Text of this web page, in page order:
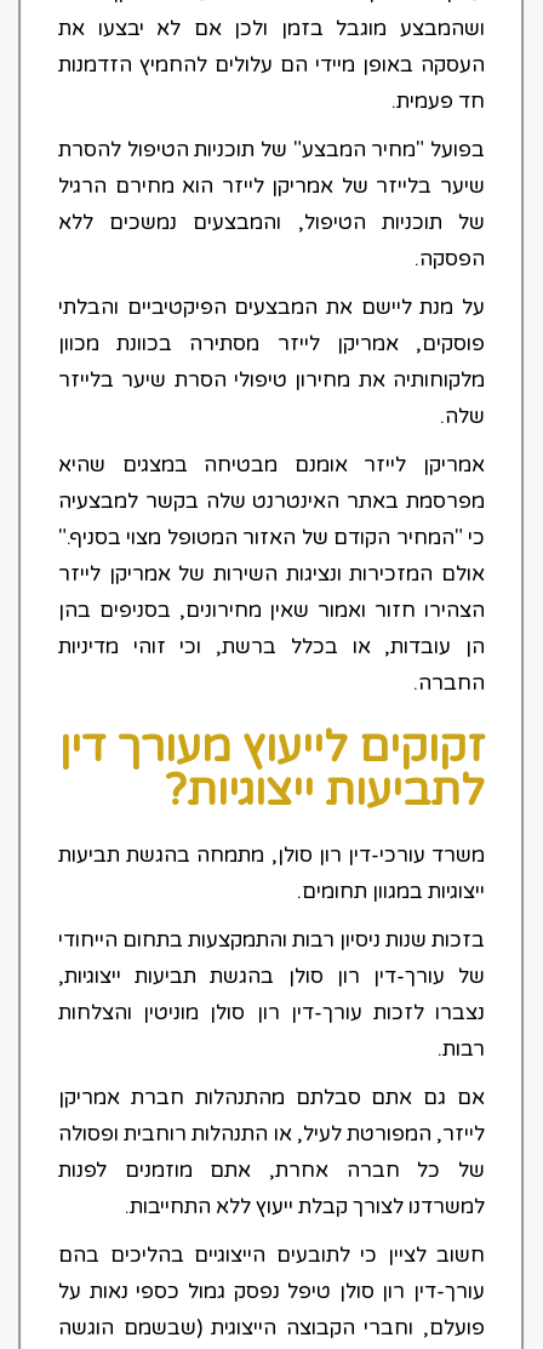
ושהמבצע מוגבל בזמן ולכן אם לא יבצעו את
העסקה באופן מיידי הם עלולים להחמיץ הזדמנות
חד פעמית.
בפועל "מחיר המבצע" של תוכניות הטיפול להסרת
שיער בלייזר של אמריקן לייזר הוא מחירם הרגיל
של תוכניות הטיפול, והמבצעים נמשכים ללא
הפסקה.
על מנת ליישם את המבצעים הפיקטיביים והבלתי
פוסקים, אמריקן לייזר מסתירה בכוונת מכוון
מלקוחותיה את מחירון טיפולי הסרת שיער בלייזר
שלה.
אמריקן לייזר אומנם מבטיחה במצגים שהיא
מפרסמת באתר האינטרנט שלה בקשר למבצעיה
כי "המחיר הקודם של האזור המטופל מצוי בסניף."
אולם המזכירות ונציגות השירות של אמריקן לייזר
הצהירו חזור ואמור שאין מחירונים, בסניפים בהן
הן עובדות, או בכלל ברשת, וכי זוהי מדיניות
החברה.
זקוקים לייעוץ מעורך דין
לתביעות ייצוגיות?
משרד עורכי-דין רון סולן, מתמחה בהגשת תביעות
ייצוגיות במגוון תחומים.
בזכות שנות ניסיון רבות והתמקצעות בתחום הייחודי
של עורך-דין רון סולן בהגשת תביעות ייצוגיות,
נצברו לזכות עורך-דין רון סולן מוניטין והצלחות
רבות.
אם גם אתם סבלתם מהתנהלות חברת אמריקן
לייזר, המפורטת לעיל, או התנהלות רוחבית ופסולה
של כל חברה אחרת, אתם מוזמנים לפנות
למשרדנו לצורך קבלת ייעוץ ללא התחייבות.
חשוב לציין כי לתובעים הייצוגיים בהליכים בהם
עורך-דין רון סולן טיפל נפסק גמול כספי נאות על
פועלם, וחברי הקבוצה הייצוגית (שבשמם הוגשה